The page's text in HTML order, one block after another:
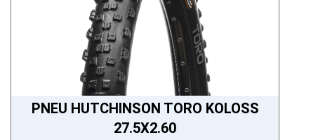
PNEU HUTCHINSON TORO KOLOSS
27.5X2.60